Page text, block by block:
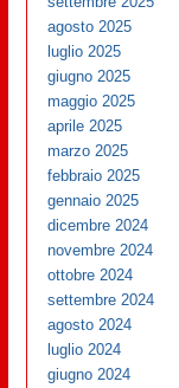
agosto 2025
luglio 2025
giugno 2025
maggio 2025
aprile 2025
marzo 2025
febbraio 2025
gennaio 2025
dicembre 2024
novembre 2024
ottobre 2024
settembre 2024
agosto 2024
luglio 2024
giugno 2024